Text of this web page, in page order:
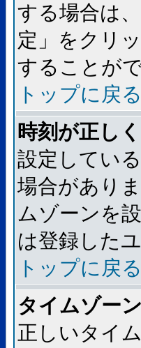
する場合は
定」をクリ
することが
トップに戻る
時刻が正し
設定してい
場合があり
ムゾーンを
は登録した
トップに戻る
タイムゾー
正しいタイ